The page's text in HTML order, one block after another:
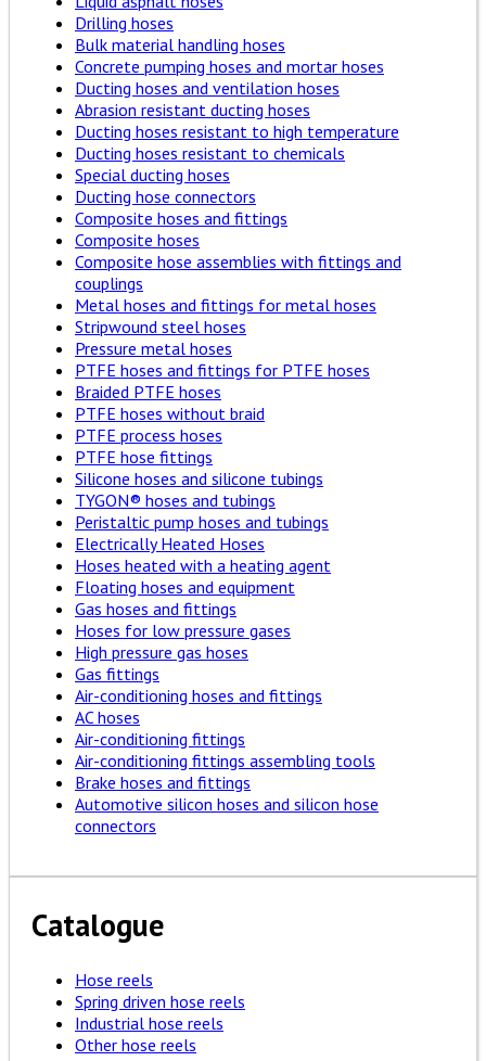
Drilling hoses
Bulk material handling hoses
Concrete pumping hoses and mortar hoses
Ducting hoses and ventilation hoses
Abrasion resistant ducting hoses
Ducting hoses resistant to high temperature
Ducting hoses resistant to chemicals
Special ducting hoses
Ducting hose connectors
Composite hoses and fittings
Composite hoses
Composite hose assemblies with fittings and
couplings
Metal hoses and fittings for metal hoses
Stripwound steel hoses
Pressure metal hoses
PTFE hoses and fittings for PTFE hoses
Braided PTFE hoses
PTFE hoses without braid
PTFE process hoses
PTFE hose fittings
Silicone hoses and silicone tubings
TYGON® hoses and tubings
Peristaltic pump hoses and tubings
Electrically Heated Hoses
Hoses heated with a heating agent
Floating hoses and equipment
Gas hoses and fittings
Hoses for low pressure gases
High pressure gas hoses
Gas fittings
Air-conditioning hoses and fittings
AC hoses
Air-conditioning fittings
Air-conditioning fittings assembling tools
Brake hoses and fittings
Automotive silicon hoses and silicon hose
connectors
Catalogue
Hose reels
Spring driven hose reels
Industrial hose reels
Other hose reels